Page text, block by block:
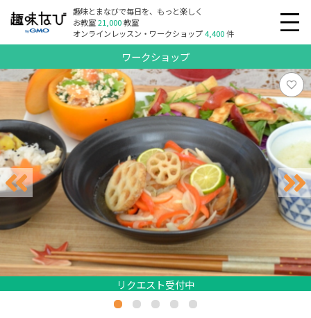
趣味とまなびで毎日を、もっと楽しく
お教室21,000教室
オンラインレッスン・ワークショップ4,400件
ワークショップ
リクエスト受付中
リクエスト受付中
リクエスト受付中
リクエスト受付中
リクエスト受付中
リクエスト受付中